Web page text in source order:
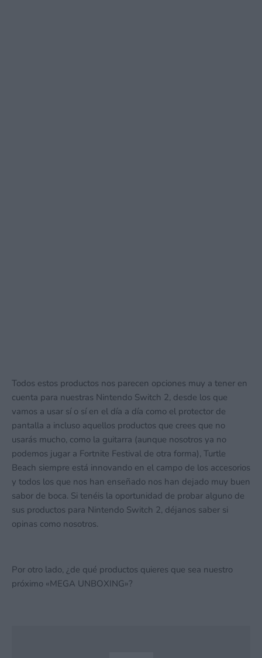
Todos estos productos nos parecen opciones muy a tener en
cuenta para nuestras Nintendo Switch 2, desde los que
vamos a usar sí o sí en el día a día como el protector de
pantalla a incluso aquellos productos que crees que no
usarás mucho, como la guitarra (aunque nosotros ya no
podemos jugar a Fortnite Festival de otra forma), Turtle
Beach siempre está innovando en el campo de los accesorios
y todos los que nos han enseñado nos han dejado muy buen
sabor de boca. Si tenéis la oportunidad de probar alguno de
sus productos para Nintendo Switch 2, déjanos saber si
opinas como nosotros.
Por otro lado, ¿de qué productos quieres que sea nuestro
próximo «MEGA UNBOXING»?